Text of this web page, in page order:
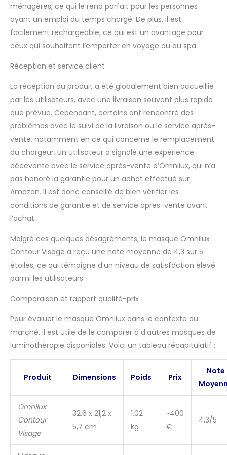
ménagères, ce qui le rend parfait pour les personnes
ayant un emploi du temps chargé. De plus, il est
facilement rechargeable, ce qui est un avantage pour
ceux qui souhaitent l’emporter en voyage ou au spa.
Réception et service client
La réception du produit a été globalement bien accueillie
par les utilisateurs, avec une livraison souvent plus rapide
que prévue. Cependant, certains ont rencontré des
problèmes avec le suivi de la livraison ou le service après-
vente, notamment en ce qui concerne le remplacement
du chargeur. Un utilisateur a signalé une expérience
décevante avec le service après-vente d’Omnilux, qui n’a
pas honoré la garantie pour un achat effectué sur
Amazon. Il est donc conseillé de bien vérifier les
conditions de garantie et de service après-vente avant
l’achat.
Malgré ces quelques désagréments, le masque Omnilux
Contour Visage a reçu une note moyenne de 4,3 sur 5
étoiles, ce qui témoigne d’un niveau de satisfaction élevé
parmi les utilisateurs.
Comparaison et rapport qualité-prix
Pour évaluer le masque Omnilux dans le contexte du
marché, il est utile de le comparer à d’autres masques de
luminothérapie disponibles. Voici un tableau récapitulatif :
Produit Dimensions Poids Prix
Note
Omnilux
Contour
Visage
32,6 x 21,2 x
5,7 cm
1,02
kg
~400
€
4,3/5